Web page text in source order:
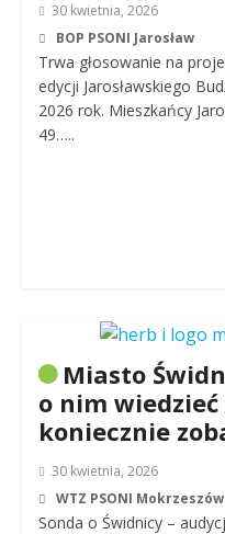
30 kwietnia, 2026
BOP PSONI Jarosław
Trwa głosowanie na
edycji Jarosławskiego
2026 rok. Mieszkańcy
49…..
Miasto
o nim
koniecznie
30 kwietnia, 2026
WTZ PSONI Mokrzeszów
Sonda o Świdnicy –